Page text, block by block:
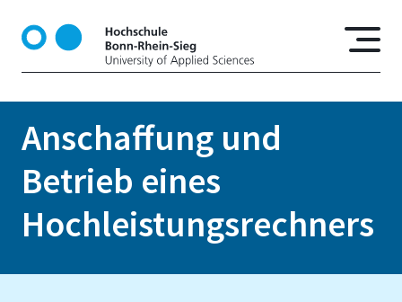
k
a
Anschaffung und
Betrieb eines
Hochleistungsrechners